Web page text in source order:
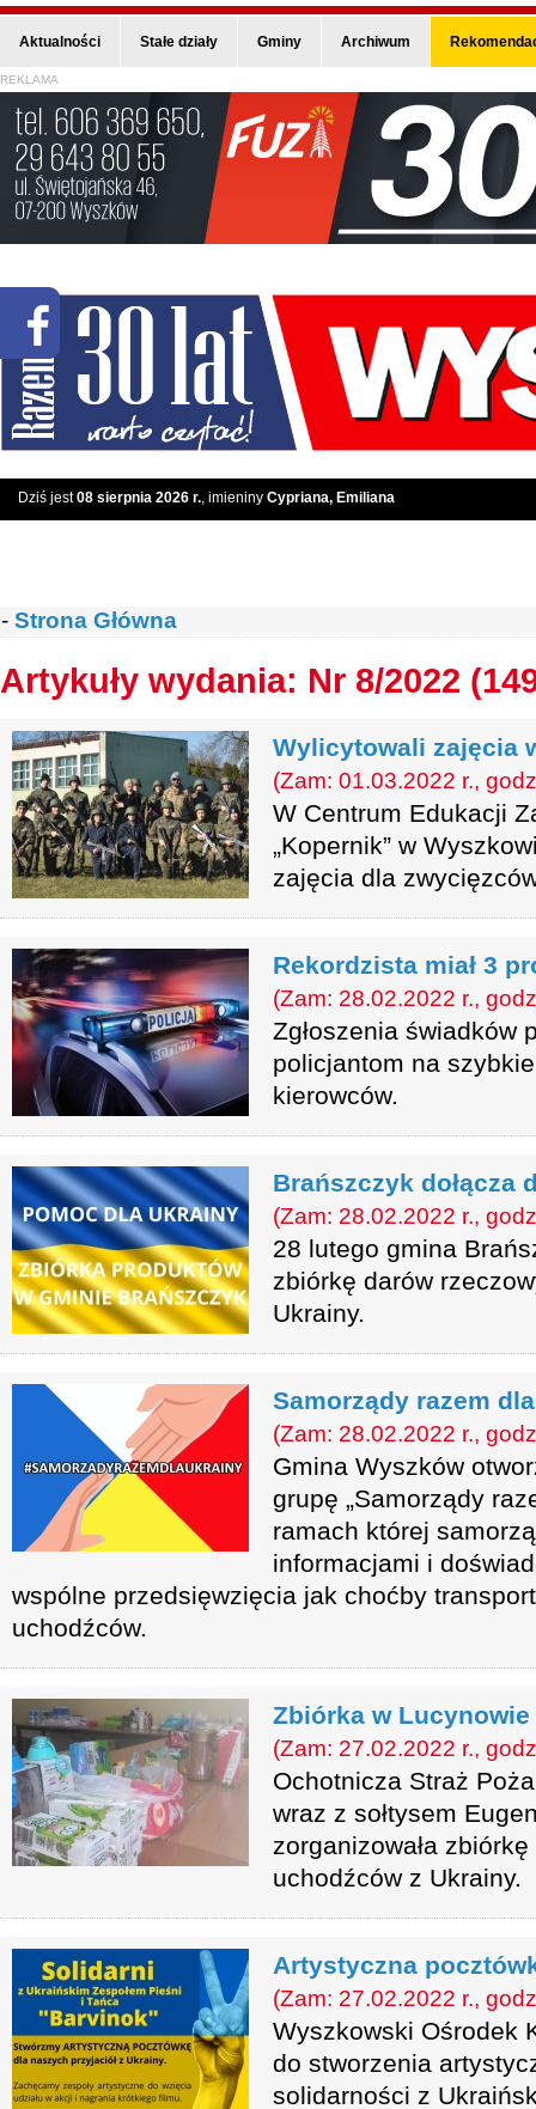
Aktualności Stałe działy Gminy Archiwum
REKLAMA
Dziś jest08 sierpnia 2026 r., imieniny Cypriana, Emiliana
- Strona Główna
Artykuły wydania: Nr 8/2022
Wylicytowali zajęcia
(Zam: 01.03.2022 r.,
W Centrum Edukacji
„Kopernik” w
zajęcia dla
Rekordzista miał 3
(Zam: 28.02.2022 r.,
Zgłoszenia świadków
policjantom na
kierowców.
Brańszczyk dołącza
(Zam: 28.02.2022 r.,
28 lutego gmina
zbiórkę darów
Ukrainy.
Samorządy razem
(Zam: 28.02.2022 r.,
Gmina Wyszków
grupę „Samorządy
ramach której
informacjami i
wspólne przedsięwzięcia jak choćby
uchodźców.
Zbiórka w Lucynowie
(Zam: 27.02.2022 r.,
Ochotnicza Straż
wraz z sołtysem
zorganizowała
uchodźców z Ukrainy.
Artystyczna
(Zam: 27.02.2022 r.,
Wyszkowski Ośrodek
do stworzenia
solidarności z